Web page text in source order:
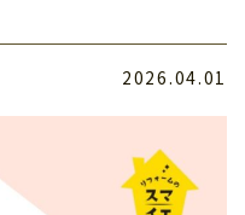
2026.04.01